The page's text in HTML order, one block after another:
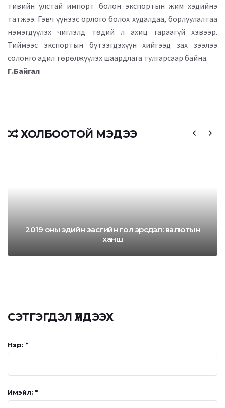
тивийн улстай импорт болон экспортын жим хэдийнэ
татжээ. Гэвч үүнээс орлого болох худалдаа, борлуулалтаа
нэмэгдүүлэх чиглэлд төдий л ахиц гараагүй хэвээр.
Тиймээс экспортын бүтээгдэхүүн хийгээд зах зээлээ
солонго адил төрөлжүүлэх шаардлага тулгарсаар байна.
Г.Байгал
ХОЛБООТОЙ МЭДЭЭ
2019 оны эдийн засгийн гол эрсдэл: валютын
ханш
СЭТГЭГДЭЛ ҮЛДЭЭХ
Нэр: *
Имэйл: *